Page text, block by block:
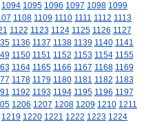
1094 1095 1096 1097 1098 1099
1108 1109 1110 1111 1112 1113
1122 1123 1124 1125 1126 1127
1136 1137 1138 1139 1140 1141
1150 1151 1152 1153 1154 1155
1164 1165 1166 1167 1168 1169
1178 1179 1180 1181 1182 1183
1192 1193 1194 1195 1196 1197
1206 1207 1208 1209 1210 1211
1219 1220 1221 1222 1223 1224